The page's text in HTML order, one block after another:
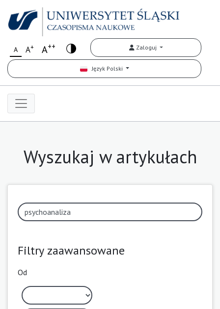
A A+ A++ Zaloguj
Język Polski
Wyszukaj w artykułach
Filtry zaawansowane
Od